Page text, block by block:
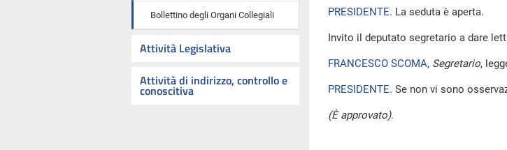
Bollettino degli Organi Collegiali
Attività Legislativa
Attività di indirizzo, controllo e
conoscitiva
PRESIDENTE. La seduta è aperta.
Invito il deputato segretario a dare
FRANCESCO SCOMA, Segretario,
PRESIDENTE. Se non vi sono
(È approvato).